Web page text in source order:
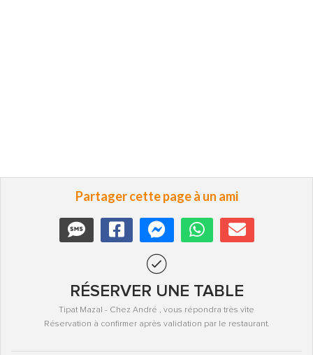
Partager cette page à un ami
RÉSERVER UNE TABLE
Tipat Mazal - Chez André , vous répondra très vite
Réservation à confirmer après validation par le restaurant.